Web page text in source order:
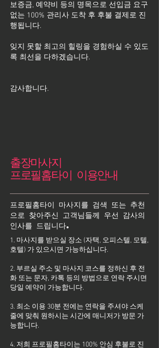
보증금, 예약비 등의 명목으로 선입금 요구
없는 100% 관리사 도착 후 후불 결제로 진
행됩니다.
잊지 못할 최고의 힐링을 경험하실 수 있도
록 최선을 다하겠습니다.
​감사합니다.
출장마사지
프로필홈타이 이용안내
프로필홈타이 마사지를 검색 또는 추천
으로 찾아주신 고객님들께 우선 감사의
인사를 드립니다.
1. 마사지를 받으실 장소 (자택, 오피스텔, 모텔,
호텔) 가 있으시면 가능하십니다.
2. 부르실 주소 및 마사지 코스를 정하신 후 전
화 또는 문자, 카톡 등의 방법으로 연락 주시면
당일 예약이 가능합니다.
3. 최소 이용 30분 전에는 연락을 주셔야 스케
줄에 맞춰 원하시는 시간에 매니저가 방문 가
능합니다.
4. 저희 프로필홈타이는 100% 안심 후불로 진